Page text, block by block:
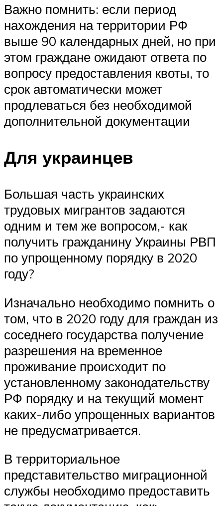
Важно помнить: если период
нахождения на территории РФ
выше 90 календарных дней, но при
этом граждане ожидают ответа по
вопросу предоставления квоты, то
срок автоматически может
продлеваться без необходимой
дополнительной документации
Для украинцев
Большая часть украинских
трудовых мигрантов задаются
одним и тем же вопросом,- как
получить гражданину Украины РВП
по упрощенному порядку в 2020
году?
Изначально необходимо помнить о
том, что в 2020 году для граждан из
соседнего государства получение
разрешения на временное
проживание происходит по
установленному законодательству
РФ порядку и на текущий момент
каких-либо упрощенных вариантов
не предусматривается.
В территориальное
представительство миграционной
службы необходимо предоставить